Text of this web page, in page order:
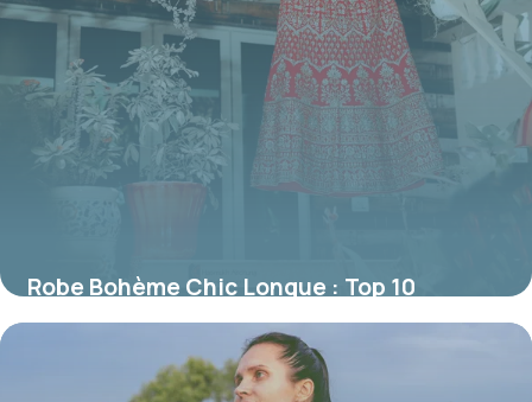
Robe Bohème Chic Longue : Top 10
Modèles